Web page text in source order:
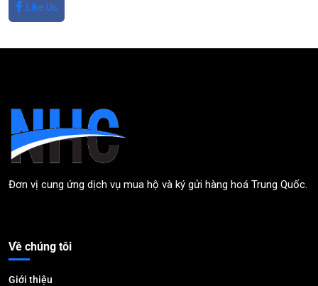
Like Us
Đơn vị cung ứng dịch vụ mua hộ và ký gửi hàng hoá Trung Quốc.
Về chúng tôi
Giới thiệu